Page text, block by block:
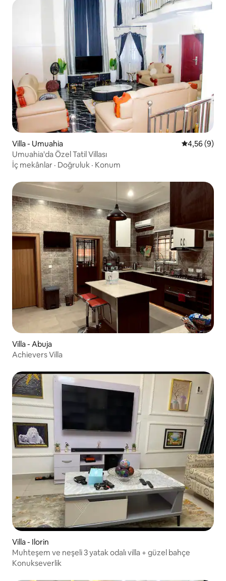
Villa - Umuahia 5 üzerinden
4,56 (9)
Umuahia'da Özel Tatil Villası
İç mekânlar · Doğruluk · Konum
Villa - Abuja
Achievers Villa
Villa - Ilorin
Muhteşem ve neşeli 3 yatak odalı villa + güzel bahçe
Konukseverlik